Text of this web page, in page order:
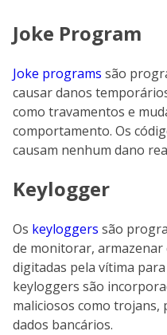
Joke Program
Joke programs são
causar danos
como travamentos e
comportamento. Os
causam nenhum dano
Keylogger
Os keyloggers são
de monitorar, armazenar
digitadas pela vítima
keyloggers são
maliciosos como
dados bancários.